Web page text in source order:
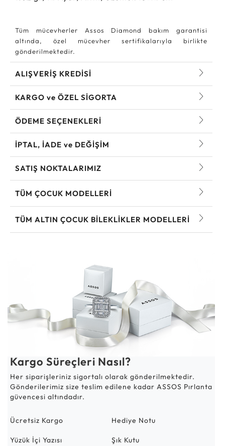
Tüm mücevherler Assos Diamond bakım garantisi
altında, özel mücevher sertifikalarıyla birlikte
gönderilmektedir.
ALIŞVERİŞ KREDİSİ
KARGO ve ÖZEL SİGORTA
ÖDEME SEÇENEKLERİ
İPTAL, İADE ve DEĞİŞİM
SATIŞ NOKTALARIMIZ
TÜM ÇOCUK MODELLERI
TÜM ALTIN ÇOCUK BILEKLIKLER MODELLERI
Kargo Süreçleri Nasıl?
Her siparişleriniz sigortalı olarak gönderilmektedir.
Gönderilerimiz size teslim edilene kadar ASSOS Pırlanta
güvencesi altındadır.
Ücretsiz Kargo Hediye Notu
Yüzük İçi Yazısı Şık Kutu